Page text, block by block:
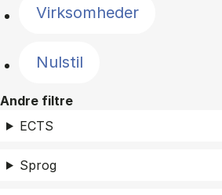
Virksomheder
Nulstil
Andre filtre
ECTS
Sprog